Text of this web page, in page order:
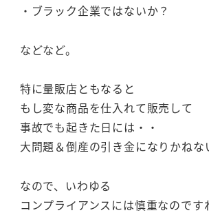
・ブラック企業ではないか？
などなど。
特に量販店ともなると
もし変な商品を仕入れて販売して
事故でも起きた日には・・
大問題＆倒産の引き金になりかねな
なので、いわゆる
コンプライアンスには慎重なのです